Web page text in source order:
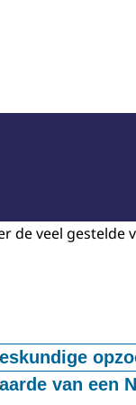
(NRGD)
de veel gestelde
eenvoudigvan een